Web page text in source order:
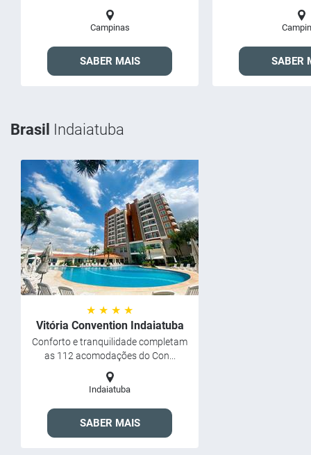
Campinas
SABER MAIS SABER
Brasil Indaiatuba
★ ★ ★ ★
Vitória Convention Indaiatuba
Conforto e tranquilidade completam
as 112 acomodações do Con...
Indaiatuba
SABER MAIS